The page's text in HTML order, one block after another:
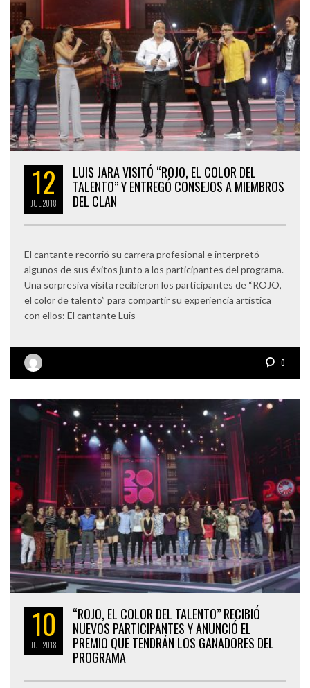
12
JUL2018
LUIS JARA VISITÓ “ROJO, EL COLOR DEL
TALENTO” Y ENTREGÓ CONSEJOS A MIEMBROS
DEL CLAN
El cantante recorrió su carrera profesional e interpretó
algunos de sus éxitos junto a los participantes del programa.
Una sorpresiva visita recibieron los participantes de “ROJO,
el color de talento” para compartir su experiencia artística
con ellos: El cantante Luis
0
10
JUL 2018
“ROJO, EL COLOR DEL TALENTO” RECIBIÓ
NUEVOS PARTICIPANTES Y ANUNCIÓ EL
PREMIO QUE TENDRÁN LOS GANADORES DEL
PROGRAMA